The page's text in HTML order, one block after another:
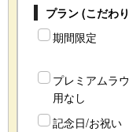
プラン (こだわ
期間限定
プレミアムラ
用なし
記念日/お祝い